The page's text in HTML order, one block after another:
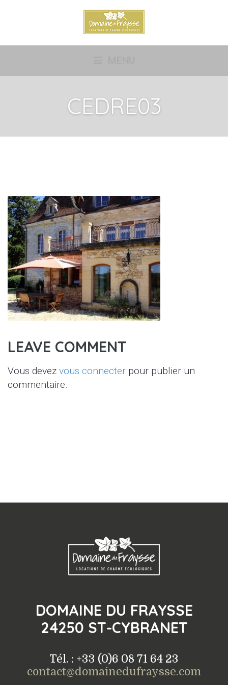
CEDRE03
LEAVE COMMENT
Vous devez vous connecter pour publier un
commentaire.
DOMAINE DU FRAYSSE
24250 ST-CYBRANET
Tél. : +33 (0)6 08 71 64 23
contact@domainedufraysse.com